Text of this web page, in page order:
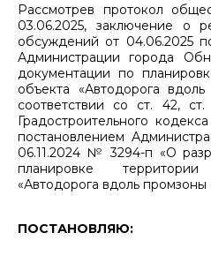
Рассмотрев протокол
03.06.2025, заключение о
обсуждений от 04.06.2025
Администрации города
документации по
объекта «Автодорога
соответствии со ст. 42,
Градостроительного
постановлением
06.11.2024 № 3294-п «О
планировке
«Автодорога вдоль
ПОСТАНОВЛЯЮ: